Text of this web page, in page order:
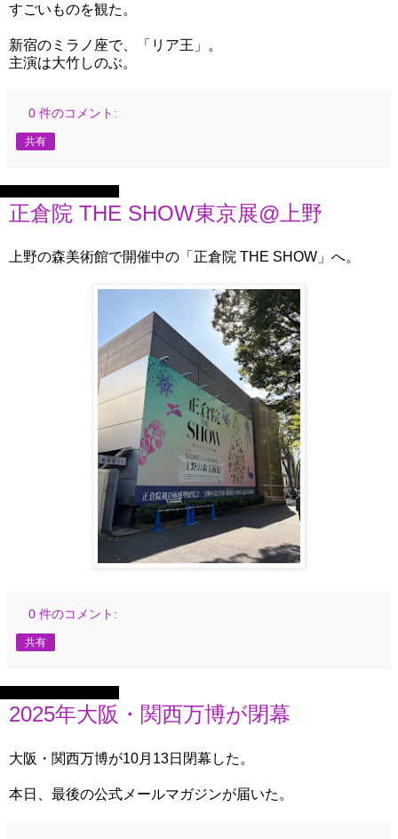
すごいものを観た。
新宿のミラノ座で、「リア王」。
主演は大竹しのぶ。
0 件のコメント:
共有
正倉院 THE SHOW東京展@上野
上野の森美術館で開催中の「正倉院 THE SHOW」へ。
0 件のコメント:
共有
2025年大阪・関西万博が閉幕
大阪・関西万博が10月13日閉幕した。
本日、最後の公式メールマガジンが届いた。